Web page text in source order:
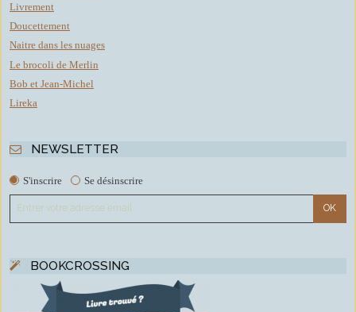
Livrement
Doucettement
Naitre dans les nuages
Le brocoli de Merlin
Bob et Jean-Michel
Lireka
NEWSLETTER
S'inscrire Se désinscrire
BOOKCROSSING